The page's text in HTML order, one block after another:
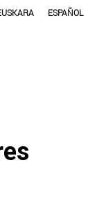
ESPAÑOL